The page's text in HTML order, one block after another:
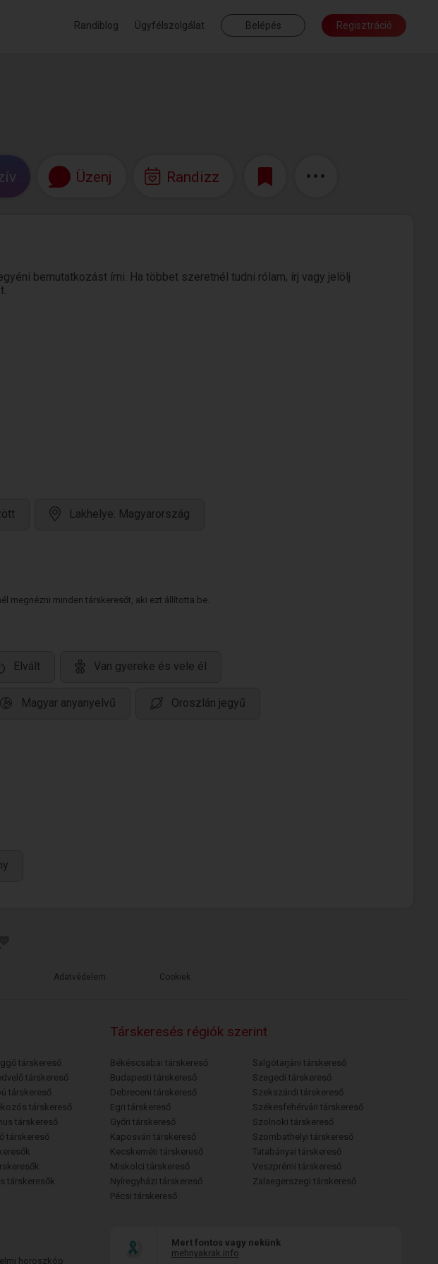
Randiblog Ügyfélszolgálat Belépés Regisztráció
Üzenj Randizz
bemutatkozást írni. Ha többet szeretnél tudni rólam, írj vagy jelölj
Lakhelye: Magyarország
megnézni minden társkeresőt, aki ezt állította be.
Elvált Van gyereke és vele él
Magyar anyanyelvű Oroszlán jegyű
Adatvédelem Cookiek
társkereső
társkereső
társkereső
társkereső
társkereső
társkereső
társkeresők
Társkeresés régiók szerint
Békéscsabai társkereső
Budapesti társkereső
Debreceni társkereső
Egri társkereső
Győri társkereső
Kaposvári társkereső
Kecskeméti társkereső
Miskolci társkereső
Nyíregyházi társkereső
Pécsi társkereső
Salgótarjáni társkereső
Szegedi társkereső
Szekszárdi társkereső
Székesfehérvári társkereső
Szolnoki társkereső
Szombathelyi társkereső
Tatabányai társkereső
Veszprémi társkereső
Zalaegerszegi társkereső
horoszkóp
Mert fontos vagy nekünk
mehnyakrak.info